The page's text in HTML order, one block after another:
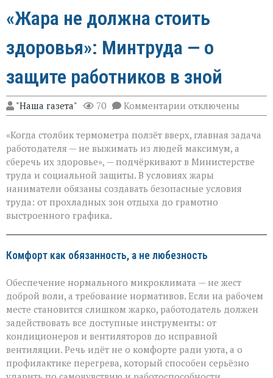
«Жара не должна стоить
здоровья»: Минтруда — о
защите работников в зной
"Наша газета" 70 Комментарии к
записи
не
должна
стоить
здоровья»:
Минтруда — о
защите
работников
в
отключены
«Когда столбик термометра ползёт вверх, главная задача
работодателя — не выжимать из людей максимум, а
сберечь их здоровье», — подчёркивают в Министерстве
труда и социальной защиты. В условиях жары
наниматели обязаны создавать безопасные условия
труда: от прохладных зон отдыха до грамотно
выстроенного графика.
Комфорт как обязанность, а не любезность
Обеспечение нормального микроклимата — не жест
доброй воли, а требование нормативов. Если на рабочем
месте становится слишком жарко, работодатель должен
задействовать все доступные инструменты: от
кондиционеров и вентиляторов до исправной
вентиляции. Речь идёт не о комфорте ради уюта, а о
профилактике перегрева, который способен серьёзно